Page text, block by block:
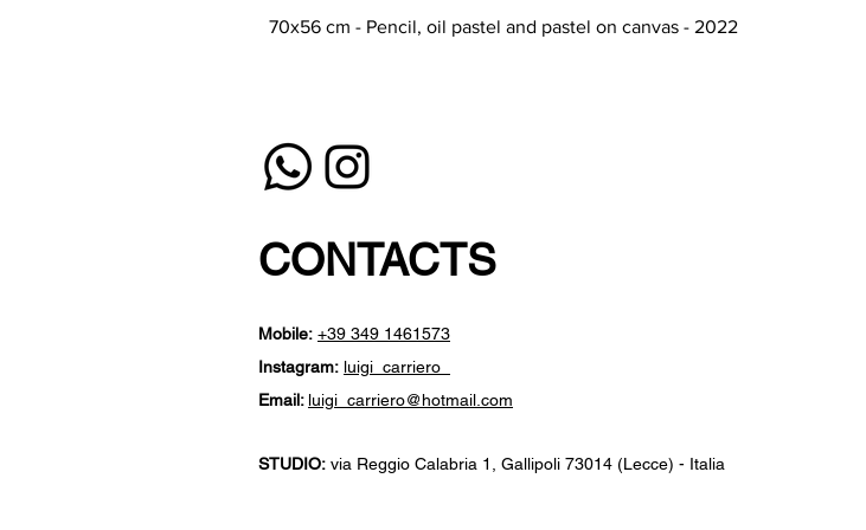
70x56 cm - Pencil, oil pastel and pastel on canvas - 2022
CONTACTS
Mobile: +39 349 1461573
Instagram: luigi_carriero_
Email: luigi_carriero@hotmail.com
STUDIO: via Reggio Calabria 1, Gallipoli 73014 (Lecce)​ - Italia